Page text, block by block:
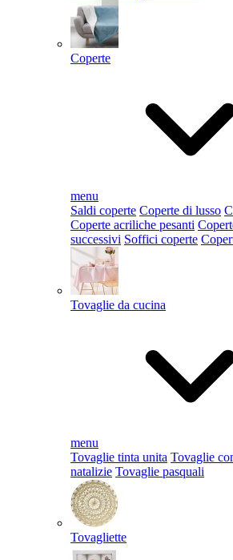
Coperte
menu
Saldi coperte Coperte di lusso
Coperte acriliche pesanti
successivi Soffici coperte
Tovaglie da cucina
menu
Tovaglie tinta unita Tovaglie
natalizie Tovaglie pasquali
Tovagliette